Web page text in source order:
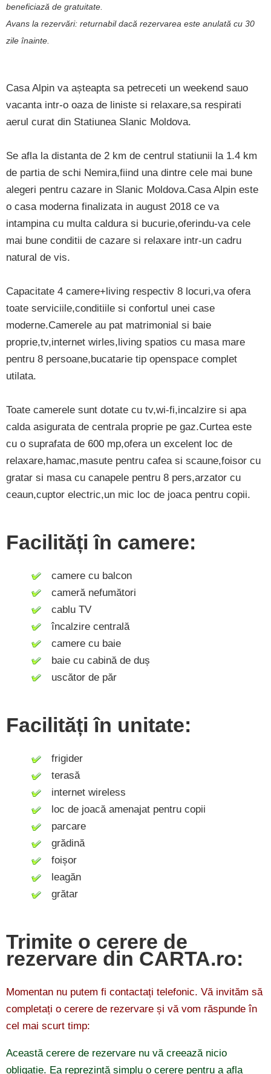
beneficiază de gratuitate.
Avans la rezervări: returnabil dacă rezervarea este anulată cu 30
zile înainte.
Casa Alpin va așteapta sa petreceti un weekend sauo
vacanta intr-o oaza de liniste si relaxare,sa respirati
aerul curat din Statiunea Slanic Moldova.
Se afla la distanta de 2 km de centrul statiunii la 1.4 km
de partia de schi Nemira,fiind una dintre cele mai bune
alegeri pentru cazare in Slanic Moldova.Casa Alpin este
o casa moderna finalizata in august 2018 ce va
intampina cu multa caldura si bucurie,oferindu-va cele
mai bune conditii de cazare si relaxare intr-un cadru
natural de vis.
Capacitate 4 camere+living respectiv 8 locuri,va ofera
toate serviciile,conditiile si confortul unei case
moderne.Camerele au pat matrimonial si baie
proprie,tv,internet wirles,living spatios cu masa mare
pentru 8 persoane,bucatarie tip openspace complet
utilata.
Toate camerele sunt dotate cu tv,wi-fi,incalzire si apa
calda asigurata de centrala proprie pe gaz.Curtea este
cu o suprafata de 600 mp,ofera un excelent loc de
relaxare,hamac,masute pentru cafea si scaune,foisor cu
gratar si masa cu canapele pentru 8 pers,arzator cu
ceaun,cuptor electric,un mic loc de joaca pentru copii.
Facilități în camere:
camere cu balcon
cameră nefumători
cablu TV
încalzire centrală
camere cu baie
baie cu cabină de duș
uscător de păr
Facilități în unitate:
frigider
terasă
internet wireless
loc de joacă amenajat pentru copii
parcare
grădină
foișor
leagăn
grătar
Trimite o cerere de
rezervare din CARTA.ro:
Momentan nu putem fi contactați telefonic. Vă invităm să
completați o cerere de rezervare și vă vom răspunde în
cel mai scurt timp:
Această cerere de rezervare nu vă creează nicio
obligație. Ea reprezintă simplu o cerere pentru a afla